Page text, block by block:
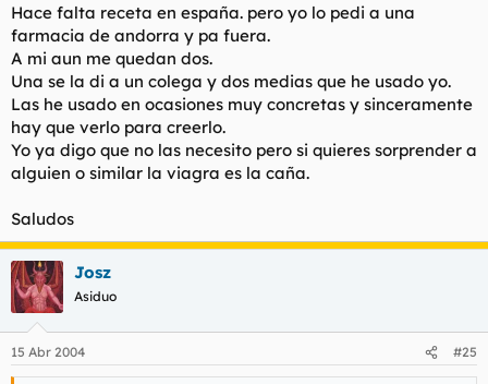
Hace falta receta en españa. pero yo lo pedi a una
farmacia de andorra y pa fuera.
A mi aun me quedan dos.
Una se la di a un colega y dos medias que he usado yo.
Las he usado en ocasiones muy concretas y sinceramente
hay que verlo para creerlo.
Yo ya digo que no las necesito pero si quieres sorprender a
alguien o similar la viagra es la caña.
Saludos
Josz
Asiduo
15 Abr 2004 #25